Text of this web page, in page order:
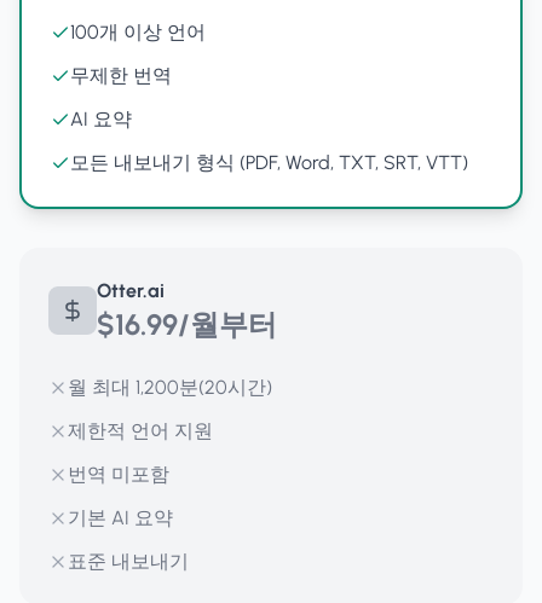
100개 이상 언어
무제한 번역
AI 요약
모든 내보내기 형식 (PDF, Word, TXT, SRT, VTT)
Otter.ai
$16.99/월부터
월 최대 1,200분(20시간)
제한적 언어 지원
번역 미포함
기본 AI 요약
표준 내보내기